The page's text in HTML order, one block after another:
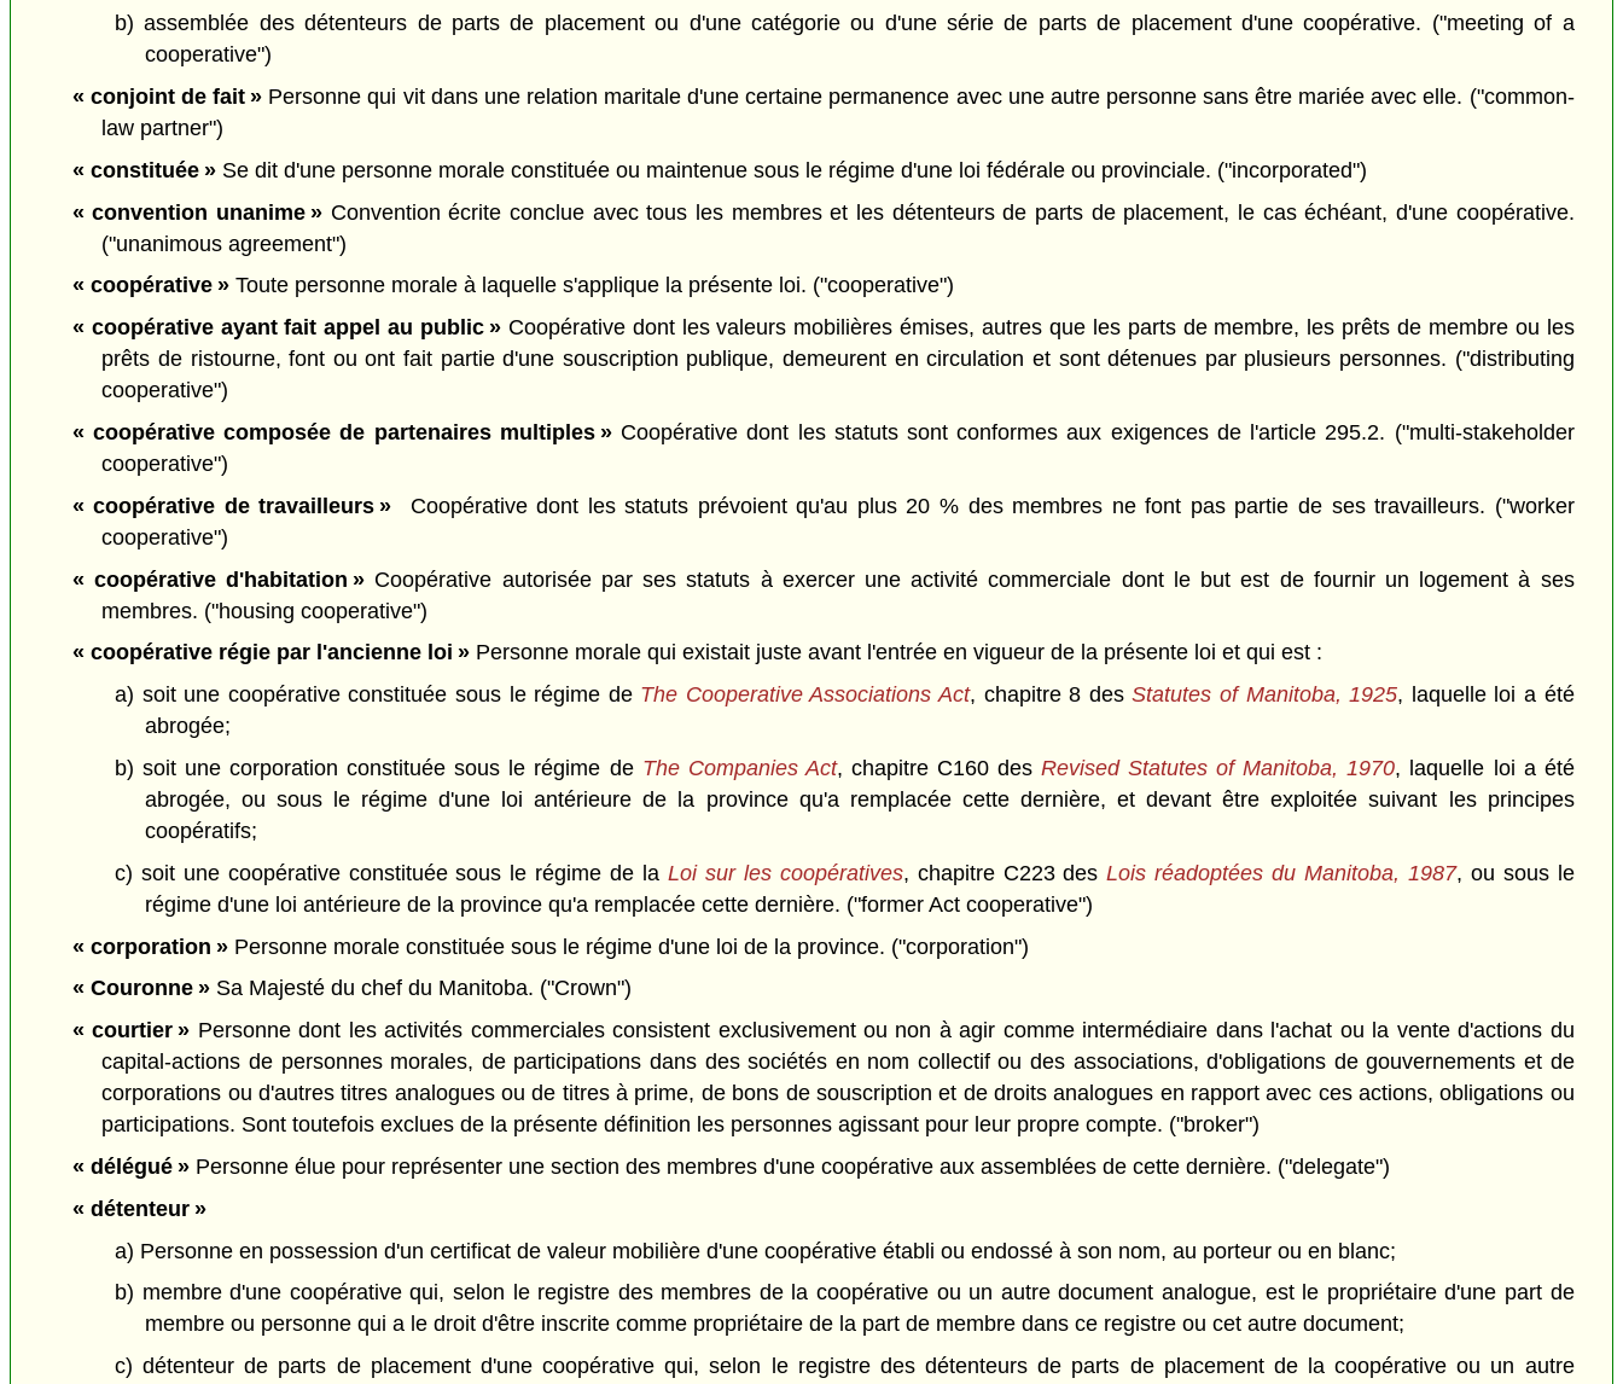
b) assemblée des détenteurs de parts de placement ou d'une catégorie ou d'une série de parts de placement d'une coopérative. ("meeting of a
cooperative")
« conjoint de fait » Personne qui vit dans une relation maritale d'une certaine permanence avec une autre personne sans être mariée avec elle. ("common-
law partner")
« constituée »Se dit d'une personne morale constituée ou maintenue sous le régime d'une loi fédérale ou provinciale. ("incorporated")
« convention unanime » Convention écrite conclue avec tous les membres et les détenteurs de parts de placement, le cas échéant, d'une coopérative.
("unanimous agreement")
« coopérative »Toute personne morale à laquelle s'applique la présente loi. ("cooperative")
« coopérative ayant fait appel au public »Coopérative dont les valeurs mobilières émises, autres que les parts de membre, les prêts de membre ou les
prêts de ristourne, font ou ont fait partie d'une souscription publique, demeurent en circulation et sont détenues par plusieurs personnes. ("distributing
cooperative")
« coopérative composée de partenaires multiples »Coopérative dont les statuts sont conformes aux exigences de l'article 295.2. ("multi-stakeholder
cooperative")
« coopérative de travailleurs »
Coopérative dont les statuts prévoient qu'au plus 20 % des membres ne font pas partie de ses travailleurs. ("worker
cooperative")
« coopérative d'habitation » Coopérative autorisée par ses statuts à exercer une activité commerciale dont le but est de fournir un logement à ses
membres. ("housing cooperative")
« coopérative régie par l'ancienne loi »Personne morale qui existait juste avant l'entrée en vigueur de la présente loi et qui est :
a) soit une coopérative constituée sous le régime de The Cooperative Associations Act, chapitre 8 desStatutes of Manitoba, 1925, laquelle loi a été
abrogée;
b) soit une corporation constituée sous le régime de The Companies Act, chapitre C160 desRevised Statutes of Manitoba, 1970, laquelle loi a été
abrogée, ou sous le régime d'une loi antérieure de la province qu'a remplacée cette dernière, et devant être exploitée suivant les principes
coopératifs;
c) soit une coopérative constituée sous le régime de la Loi sur les coopératives, chapitre C223 desLois réadoptées du Manitoba, 1987, ou sous le
régime d'une loi antérieure de la province qu'a remplacée cette dernière. ("former Act cooperative")
« corporation »Personne morale constituée sous le régime d'une loi de la province. ("corporation")
« Couronne »Sa Majesté du chef du Manitoba. ("Crown")
« courtier » Personne dont les activités commerciales consistent exclusivement ou non à agir comme intermédiaire dans l'achat ou la vente d'actions du
capital-actions de personnes morales, de participations dans des sociétés en nom collectif ou des associations, d'obligations de gouvernements et de
corporations ou d'autres titres analogues ou de titres à prime, de bons de souscription et de droits analogues en rapport avec ces actions, obligations ou
participations. Sont toutefois exclues de la présente définition les personnes agissant pour leur propre compte. ("broker")
« délégué »Personne élue pour représenter une section des membres d'une coopérative aux assemblées de cette dernière. ("delegate")
« détenteur »
a) Personne en possession d'un certificat de valeur mobilière d'une coopérative établi ou endossé à son nom, au porteur ou en blanc;
b) membre d'une coopérative qui, selon le registre des membres de la coopérative ou un autre document analogue, est le propriétaire d'une part de
membre ou personne qui a le droit d'être inscrite comme propriétaire de la part de membre dans ce registre ou cet autre document;
c) détenteur de parts de placement d'une coopérative qui, selon le registre des détenteurs de parts de placement de la coopérative ou un autre